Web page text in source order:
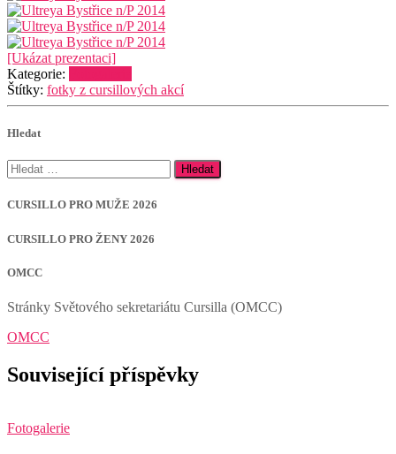
[Ukázat prezentaci]
Kategorie:
Štítky: fotky z cursillových akcí
Hledat
Vyhledávání
CURSILLO PRO MUŽE 2026
CURSILLO PRO ŽENY 2026
OMCC
Stránky Světového sekretariátu Cursilla (OMCC)
OMCC
Související příspěvky
Fotogalerie